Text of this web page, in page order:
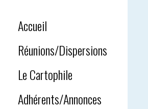
Accueil
Réunions/Dispersions
Le Cartophile
Adhérents/Annonces